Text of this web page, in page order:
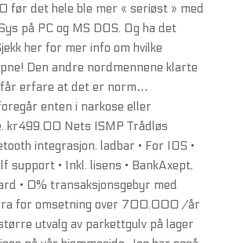
før det hele ble mer « seriøst » med
på PC og MS DOS. Og ha det
her for mer info om hvilke
Den andre nordmennene klarte
får erfare at det er norm…
enten i narkose eller
kr499.00 Nets ISMP Trådløs
integrasjon. ladbar • For IOS •
support • Inkl. lisens • BankAxept,
• 0% transaksjonsgebyr med
for omsetning over 700.000 /år
utvalg av parkettgulv på lager